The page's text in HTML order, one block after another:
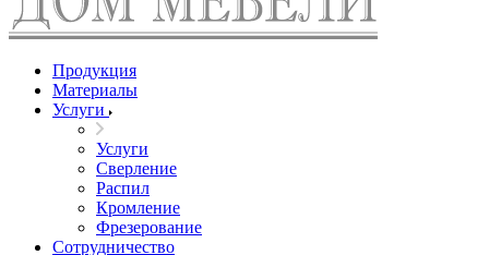
Продукция
Материалы
Услуги
Услуги
Сверление
Распил
Кромление
Фрезерование
Сотрудничество